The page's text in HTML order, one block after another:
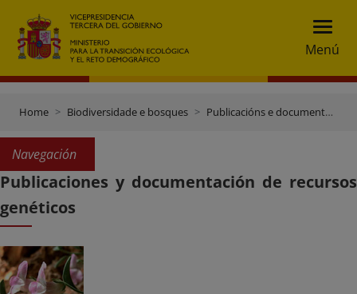
Menú
Home Biodiversidade e bosques Publicacións e documentación
Navegación
Publicaciones y documentación de recursos
genéticos